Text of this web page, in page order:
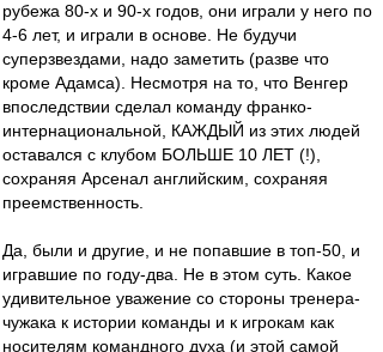
рубежа 80-х и 90-х годов, они играли у него по
4-6 лет, и играли в основе. Не будучи
суперзвездами, надо заметить (разве что
кроме Адамса). Несмотря на то, что Венгер
впоследствии сделал команду франко-
интернациональной, КАЖДЫЙ из этих людей
оставался с клубом БОЛЬШЕ 10 ЛЕТ (!),
сохраняя Арсенал английским, сохраняя
преемственность.
Да, были и другие, и не попавшие в топ-50, и
игравшие по году-два. Не в этом суть. Какое
удивительное уважение со стороны тренера-
чужака к истории команды и к игрокам как
носителям командного духа (и этой самой